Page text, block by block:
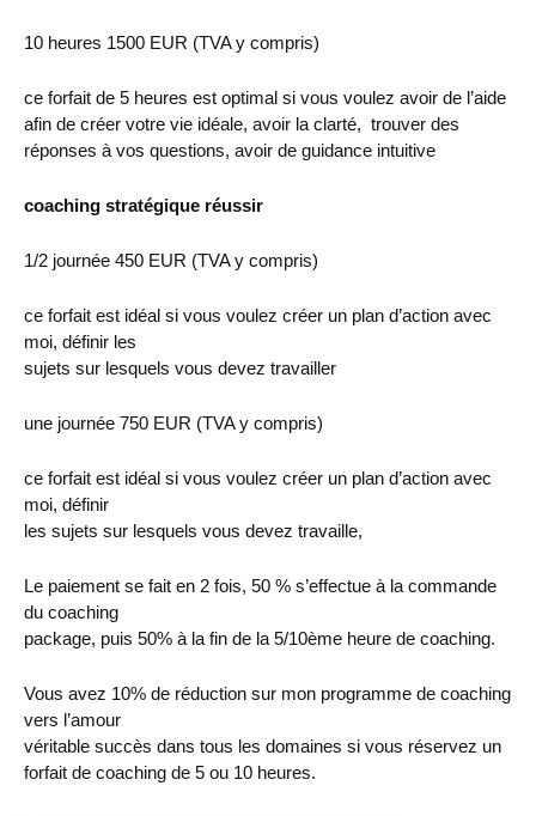
10 heures 1500 EUR (TVA y compris)
ce forfait de 5 heures est optimal si vous voulez avoir de l’aide
afin de créer votre vie idéale, avoir la clarté, trouver des
réponses à vos questions, avoir de guidance intuitive
coaching stratégique réussir
1/2 journée 450 EUR (TVA y compris)
ce forfait est idéal si vous voulez créer un plan d’action avec
moi, définir les
sujets sur lesquels vous devez travailler
une journée 750 EUR (TVA y compris)
ce forfait est idéal si vous voulez créer un plan d’action avec
moi, définir
les sujets sur lesquels vous devez travaille,
Le paiement se fait en 2 fois, 50 % s’effectue à la commande
du coaching
package, puis 50% à la fin de la 5/10ème heure de coaching.
Vous avez 10% de réduction sur mon programme de coaching
vers l’amour
véritable succès dans tous les domaines si vous réservez un
forfait de coaching de 5 ou 10 heures.